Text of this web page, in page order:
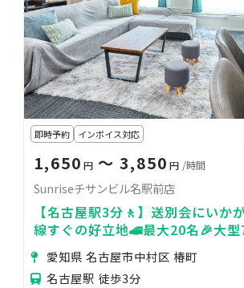
即時予約 インボイス対応
1,650 円〜 3,850 円 /時間
Sunriseチサンビル名駅前店
【名古屋駅3分🚶】送別会にいか
線すぐの好立地🚄最大20名🎉大
愛知県 名古屋市中村区 椿町
名古屋駅 徒歩3分